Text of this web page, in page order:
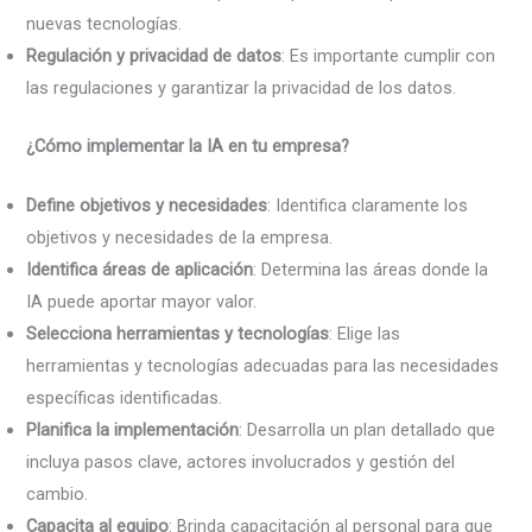
nuevas tecnologías.
Regulación y privacidad de datos: Es importante cumplir con
las regulaciones y garantizar la privacidad de los datos.
¿Cómo implementar la IA en tu empresa?
Define objetivos y necesidades: Identifica claramente los
objetivos y necesidades de la empresa.
Identifica áreas de aplicación: Determina las áreas donde la
IA puede aportar mayor valor.
Selecciona herramientas y tecnologías: Elige las
herramientas y tecnologías adecuadas para las necesidades
específicas identificadas.
Planifica la implementación: Desarrolla un plan detallado que
incluya pasos clave, actores involucrados y gestión del
cambio.
Capacita al equipo: Brinda capacitación al personal para que